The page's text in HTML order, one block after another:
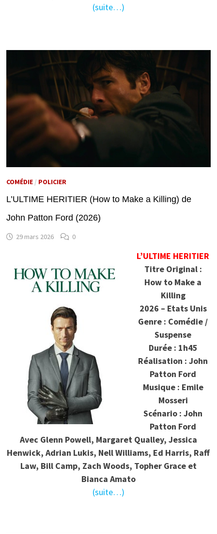
(suite…)
COMÉDIE/ POLICIER
L’ULTIME HERITIER (How to Make a Killing) de
John Patton Ford (2026)
29 mars 2026 0
L’ULTIME HERITIER
Titre Original :
How to Make a
Killing
2026 – Etats Unis
Genre : Comédie /
Suspense
Durée : 1h45
Réalisation : John
Patton Ford
Musique : Emile
Mosseri
Scénario : John
Patton Ford
Avec Glenn Powell, Margaret Qualley, Jessica
Henwick, Adrian Lukis, Nell Williams, Ed Harris, Raff
Law, Bill Camp, Zach Woods, Topher Grace et
Bianca Amato
(suite…)